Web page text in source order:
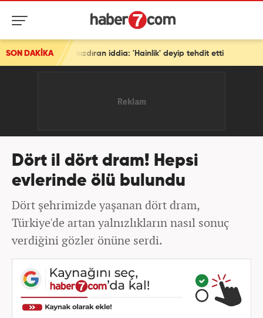
SON DAKİKA
kızdıran iddia: 'Hainlik' deyip tehdit etti
Dört il dört dram! Hepsi
evlerinde ölü bulundu
Dört şehrimizde yaşanan dört dram,
Türkiye'de artan yalnızlıkların nasıl sonuç
verdiğini gözler önüne serdi.